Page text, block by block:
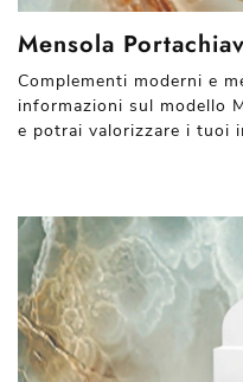
Mensola
Complementi moderni e
informazioni sul modello
e potrai valorizzare i tuoi